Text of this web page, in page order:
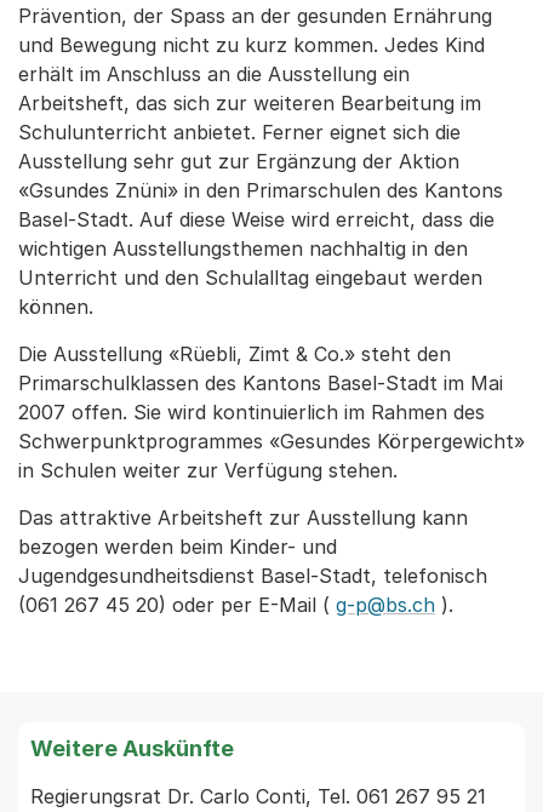
Prävention, der Spass an der gesunden Ernährung
und Bewegung nicht zu kurz kommen. Jedes Kind
erhält im Anschluss an die Ausstellung ein
Arbeitsheft, das sich zur weiteren Bearbeitung im
Schulunterricht anbietet. Ferner eignet sich die
Ausstellung sehr gut zur Ergänzung der Aktion
«Gsundes Znüni» in den Primarschulen des Kantons
Basel-Stadt. Auf diese Weise wird erreicht, dass die
wichtigen Ausstellungsthemen nachhaltig in den
Unterricht und den Schulalltag eingebaut werden
können.
Die Ausstellung «Rüebli, Zimt & Co.» steht den
Primarschulklassen des Kantons Basel-Stadt im Mai
2007 offen. Sie wird kontinuierlich im Rahmen des
Schwerpunktprogrammes «Gesundes Körpergewicht»
in Schulen weiter zur Verfügung stehen.
Das attraktive Arbeitsheft zur Ausstellung kann
bezogen werden beim Kinder- und
Jugendgesundheitsdienst Basel-Stadt, telefonisch
(061 267 45 20) oder per E-Mail ( g-p@bs.ch ).
Weitere Auskünfte
Regierungsrat Dr. Carlo Conti, Tel. 061 267 95 21